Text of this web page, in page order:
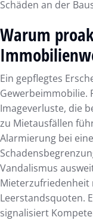
Schäden an der
Warum
Ein gepflegtes
Gewerbeimmobilie.
Imageverluste, die
zu Mietausfällen
Alarmierung bei
Vandalismus
Mieterzufriedenheit
Leerstandsquoten.
signalisiert